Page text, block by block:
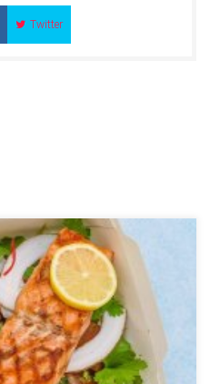
Twitter